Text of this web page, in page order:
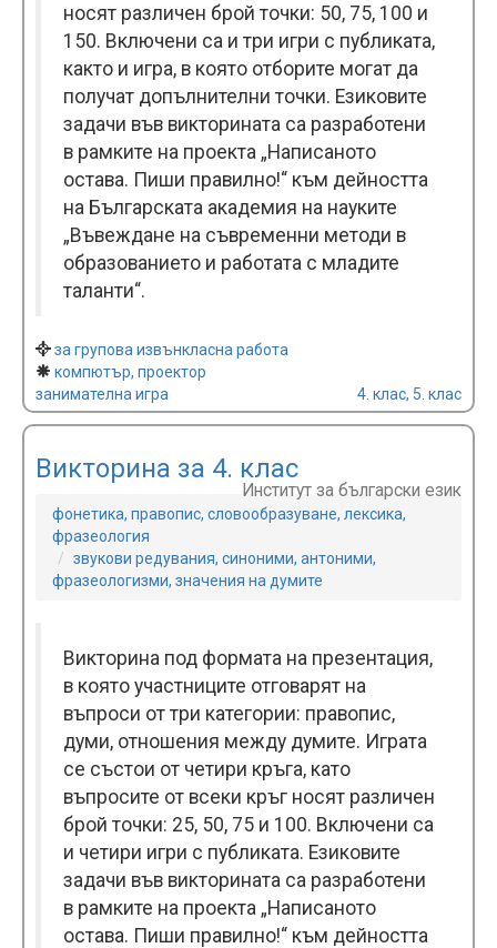
носят различен брой точки: 50, 75, 100 и
150. Включени са и три игри с публиката,
както и игра, в която отборите могат да
получат допълнителни точки. Езиковите
задачи във викторината са разработени
в рамките на проекта „Написаното
остава. Пиши правилно!“ към дейността
на Българската академия на науките
„Въвеждане на съвременни методи в
образованието и работата с младите
таланти“.
за групова извънкласна работа
компютър, проектор
занимателна игра
4. клас, 5. клас
Викторина за 4. клас
Институт за български език
фонетика, правопис, словообразуване, лексика,
фразеология
звукови редувания, синоними, антоними,
фразеологизми, значения на думите
Викторина под формата на презентация,
в която участниците отговарят на
въпроси от три категории: правопис,
думи, отношения между думите. Играта
се състои от четири кръга, като
въпросите от всеки кръг носят различен
брой точки: 25, 50, 75 и 100. Включени са
и четири игри с публиката. Езиковите
задачи във викторината са разработени
в рамките на проекта „Написаното
остава. Пиши правилно!“ към дейността